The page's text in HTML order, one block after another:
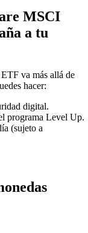
MSCI
a tu
va más allá de
hacer:
digital.
programa Level Up.
(sujeto a